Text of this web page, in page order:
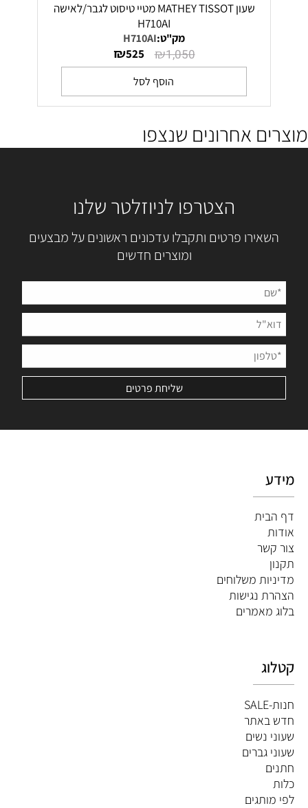
שעון MATHEY TISSOT מטיי טיסוט לגבר/לאישה
H710AI
מק"ט:H710AI
₪1,050
₪525
הוסף לסל
מוצרים אחרונים שנצפו
הצטרפו לניוזלטר שלנו
השאירו פרטים ותקבלו עדכונים ראשונים על מבצעים
ומוצרים חדשים
מידע
דף הבית
אודות
צור קשר
תקנון
מדיניות משלוחים
הצהרת נגישות
בלוג מאמרים
קטלוג
חנות-SALE
חדש באתר
שעוני נשים
שעוני גברים
חתנים
כלות
לפי מותגים